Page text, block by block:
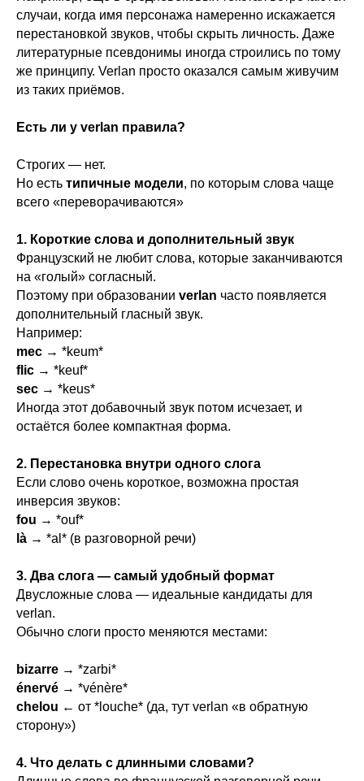
случаи, когда имя персонажа намеренно искажается
перестановкой звуков, чтобы скрыть личность. Даже
литературные псевдонимы иногда строились по тому
же принципу. Verlan просто оказался самым живучим
из таких приёмов.
Есть ли у verlan правила?
Строгих — нет.
Но есть типичные модели, по которым слова чаще
всего «переворачиваются»
1. Короткие слова и дополнительный звук
Французский не любит слова, которые заканчиваются
на «голый» согласный.
Поэтому при образовании verlan часто появляется
дополнительный гласный звук.
Например:
mec → *keum*
flic → *keuf*
sec → *keus*
Иногда этот добавочный звук потом исчезает, и
остаётся более компактная форма.
2. Перестановка внутри одного слога
Если слово очень короткое, возможна простая
инверсия звуков:
fou → *ouf*
là → *al* (в разговорной речи)
3. Два слога — самый удобный формат
Двусложные слова — идеальные кандидаты для
verlan.
Обычно слоги просто меняются местами:
bizarre → *zarbi*
énervé → *vénère*
chelou ← от *louche* (да, тут verlan «в обратную
сторону»)
4. Что делать с длинными словами?